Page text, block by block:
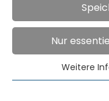
Wir freuen uns über
Aktivitäten. Mit
Nur
Essentielle
Essentielle Cookies
Weitere